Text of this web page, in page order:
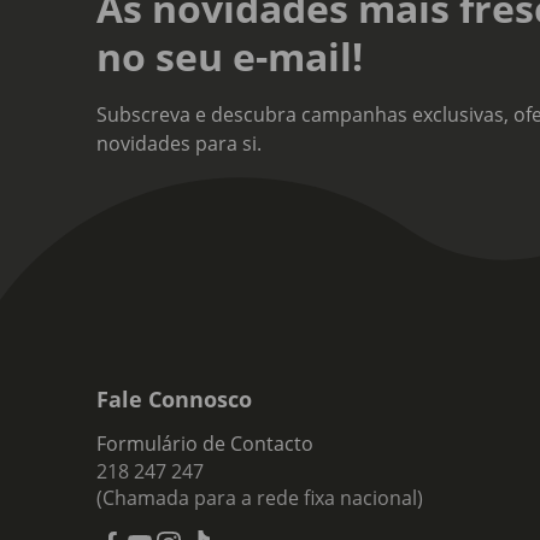
no seu e-mail!
Subscreva e descubra campanhas exclusivas,
novidades para si.
Fale Connosco
Formulário de Contacto
218 247 247
(Chamada para a rede fixa nacional)